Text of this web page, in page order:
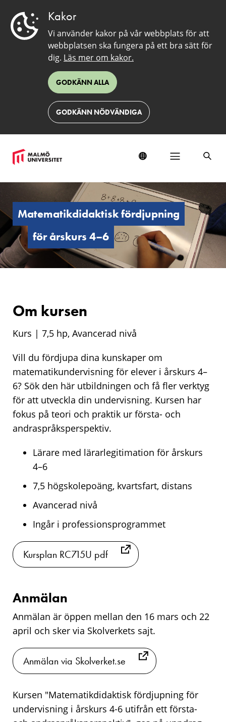
Kakor
Vi använder kakor på vår webbplats för att
webbplatsen ska fungera på ett bra sätt för
dig. Läs mer om kakor.
GODKÄNN ALLA
GODKÄNN NÖDVÄNDIGA
Matematikdidaktisk
fördjupning
för
årskurs
4–
Matematikdidaktisk fördjupning
för årskurs 4–6
Om kursen
Kurs | 7,5 hp, Avancerad nivå
Vill du fördjupa dina kunskaper om
matematikundervisning för elever i årskurs 4–
6? Sök den här utbildningen och få fler verktyg
för att utveckla din undervisning. Kursen har
fokus på teori och praktik ur första- och
andraspråksperspektiv.
Lärare med lärarlegitimation för årskurs
4–6
7,5 högskolepoäng, kvartsfart, distans
Avancerad nivå
Ingår i professionsprogrammet
Kursplan RC715U pdf
Anmälan
Anmälan är öppen mellan den 16 mars och 22
april och sker via Skolverkets sajt.
Anmälan via Skolverket.se
Kursen "Matematikdidaktisk fördjupning för
undervisning i årskurs 4-6 utifrån ett första-